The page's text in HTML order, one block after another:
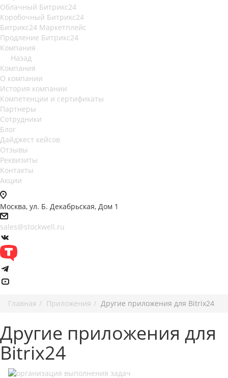
Облачный Битрикс24
Коробочный Битрикс24
Битрикс24 Маркетплейс
Продление Битрикс24
Компания
Назад
Компания
О компании
История компании
Компетенции и сертификаты
Партнеры
Сотрудники
Блог
Дайджест кейсов
Отзывы
Реквизиты
Контакты
Акции
Москва, ул. Б. Декабрьская, Дом 1
sales@stockwell.ru
Главная Приложения Другие приложения для Bitrix24
Другие приложения для
Bitrix24